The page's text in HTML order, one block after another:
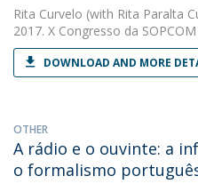
Rita Curvelo (with Rita Paralta
2017. X Congresso da SOPCOM
DOWNLOAD AND MORE
OTHER
A rádio e o ouvinte: a
o formalismo